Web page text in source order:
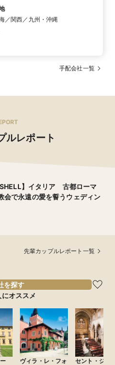
／関西／九州・沖縄
手配会社一覧
ルレポート
】イタリア 古都ローマ
会で永遠の愛を誓うウェディン
先輩カップルレポート一覧
を探す
オススメ
ヴィラ・レ・フォ
セント・ジェ